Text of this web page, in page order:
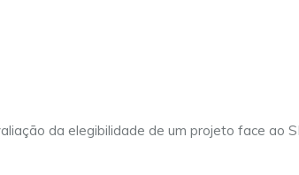
da elegibilidade de um projeto face ao